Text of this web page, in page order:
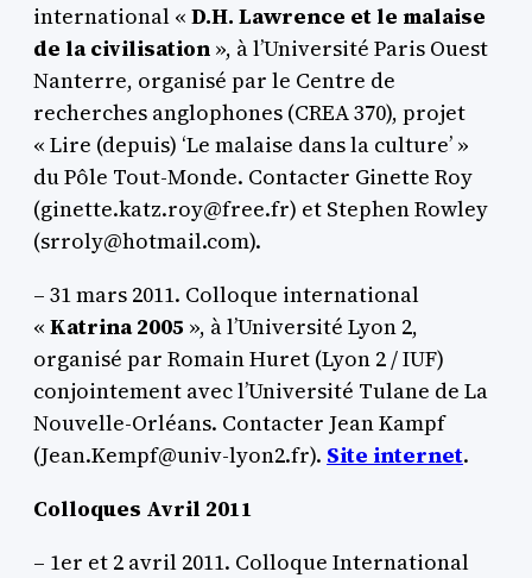
international « D.H. Lawrence et le malaise
de la civilisation », à l’Université Paris Ouest
Nanterre, organisé par le Centre de
recherches anglophones (CREA 370), projet
« Lire (depuis) ‘Le malaise dans la culture’ »
du Pôle Tout-Monde. Contacter Ginette Roy
(ginette.katz.roy@free.fr) et Stephen Rowley
(srroly@hotmail.com).
– 31 mars 2011. Colloque international
« Katrina 2005 », à l’Université Lyon 2,
organisé par Romain Huret (Lyon 2 / IUF)
conjointement avec l’Université Tulane de La
Nouvelle-Orléans. Contacter Jean Kampf
(Jean.Kempf@univ-lyon2.fr). Site internet.
Colloques Avril 2011
– 1er et 2 avril 2011. Colloque International